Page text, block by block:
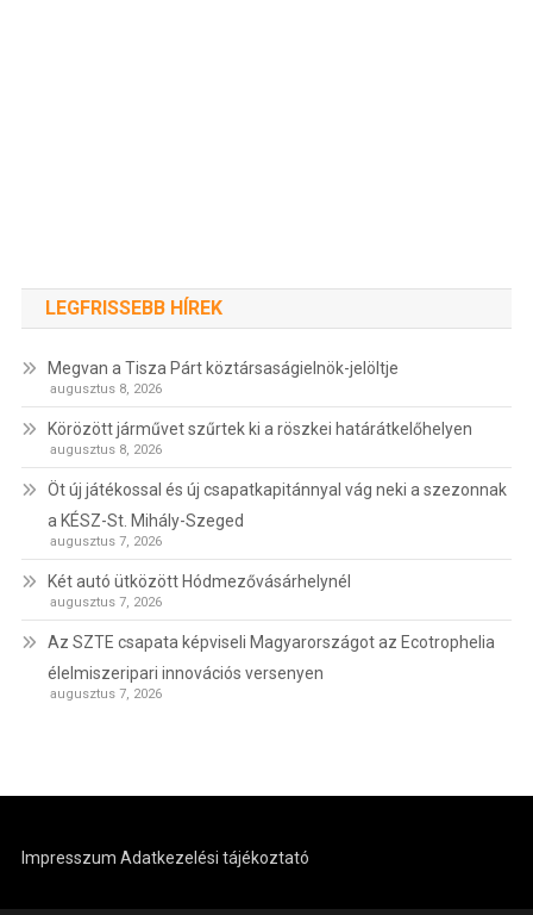
LEGFRISSEBB HÍREK
Megvan a Tisza Párt köztársaságielnök-jelöltje
augusztus 8, 2026
Körözött járművet szűrtek ki a röszkei határátkelőhelyen
augusztus 8, 2026
Öt új játékossal és új csapatkapitánnyal vág neki a szezonnak
a KÉSZ-St. Mihály-Szeged
augusztus 7, 2026
Két autó ütközött Hódmezővásárhelynél
augusztus 7, 2026
Az SZTE csapata képviseli Magyarországot az Ecotrophelia
élelmiszeripari innovációs versenyen
augusztus 7, 2026
Impresszum Adatkezelési tájékoztató